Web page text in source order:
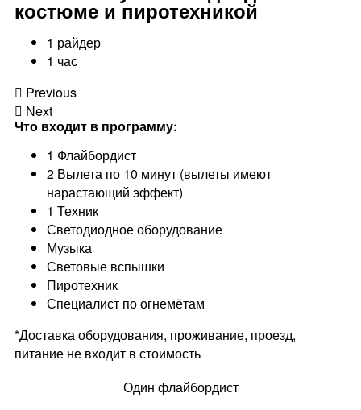
костюме и пиротехникой
1 райдер
1 час
Previous
Next
Что входит в программу:
1 Флайбордист
2 Вылета по 10 минут (вылеты имеют
нарастающий эффект)
1 Техник
Светодиодное оборудование
Музыка
Световые вспышки
Пиротехник
Специалист по огнемётам
*Доставка оборудования, проживание, проезд,
питание не входит в стоимость
Один флайбордист